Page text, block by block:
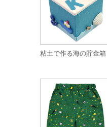
粘土で作る海の貯金箱